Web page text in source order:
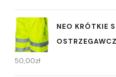
NEO KRÓTKIE
50,00zł